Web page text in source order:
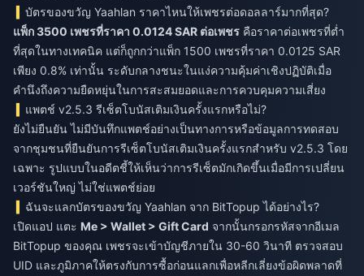
บัตรของขวัญ Yaahlan ราคาไหนให้เพชรต่อดอลลาร์มากที่สุด?
แพ็ก 3500 เพชรที่ราคา 0.0124 SAR ต่อเพชร คือราคาต่อเพชรที่ต่ำ
ที่สุดในทางเทคนิค แต่ก็ถูกกว่าแพ็ก 1500 เพชรที่ราคา 0.0125 SAR
เพียง 0.8% เท่านั้น ระดับกลางชนะในแง่ความคุ้มค่าเชิงปฏิบัติเมื่อ
คำนึงถึงความยืดหยุ่นในการสะสมยอดและการควบคุมความเสี่ยง
แพตช์ v2.5.3 รีเซ็ตโบนัสเติมเงินครั้งแรกหรือไม่?
ยังไม่ยืนยัน ไม่มีบันทึกแพตช์อย่างเป็นทางการหรือข้อมูลการทดสอบ
จากชุมชนที่ยืนยันการรีเซ็ตโบนัสเติมเงินครั้งแรกสำหรับ v2.5.3 โดย
เฉพาะ รูปแบบในอดีตชี้ให้เห็นว่าการรีเซ็ตมักเกิดขึ้นเมื่อมีการเปลี่ยน
เวอร์ชันใหญ่ ไม่ใช่แพตช์ย่อย
ฉันจะแลกบัตรของขวัญ Yaahlan จาก BitTopup ได้อย่างไร?
เปิดแอป แตะ Me > Wallet > Gift Card จากนั้นกรอกรหัสจากอีเมล
BitTopup ของคุณ เพชรจะเข้าบัญชีภายใน 30-60 วินาที ตรวจสอบ
UID และภูมิภาคให้ตรงกับการซื้อก่อนแลกเพื่อหลีกเลี่ยงข้อผิดพลาดที่